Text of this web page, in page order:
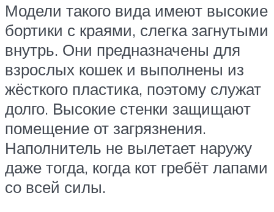
Модели такого вида имеют высокие
бортики с краями, слегка загнутыми
внутрь. Они предназначены для
взрослых кошек и выполнены из
жёсткого пластика, поэтому служат
долго. Высокие стенки защищают
помещение от загрязнения.
Наполнитель не вылетает наружу
даже тогда, когда кот гребёт лапами
со всей силы.